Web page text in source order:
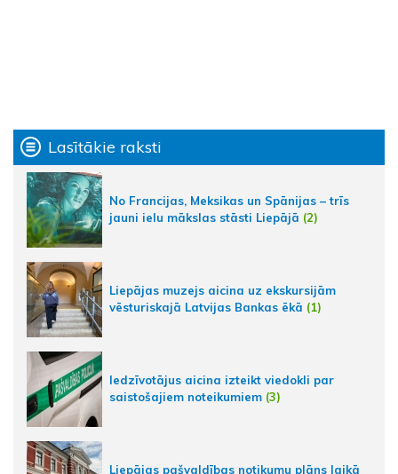
Lasītākie raksti
No Francijas, Meksikas un Spānijas – trīs
jauni ielu mākslas stāsti Liepājā (2)
Liepājas muzejs aicina uz ekskursijām
vēsturiskajā Latvijas Bankas ēkā (1)
Iedzīvotājus aicina izteikt viedokli par
saistošajiem noteikumiem (3)
Liepājas pašvaldības notikumu plāns laikā